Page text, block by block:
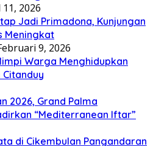
2026
Jadi Primadona, Kunjungan
Meningkat
9, 2026
Warga Menghidupkan
Citanduy
2026, Grand Palma
“Mediterranean Iftar”
di Cikembulan Pangandaran